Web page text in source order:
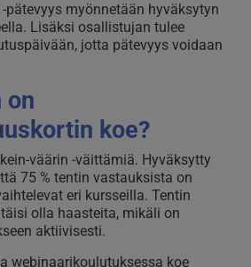
myönnetään hyväksytyn
Lisäksi osallistujan tulee
jotta pätevyys voidaan
on
koe?
väärin -väittämiä. Hyväksytty
75 % tentin vastauksista on
eri kursseilla. Tentin
olla haasteita, mikäli on
aktiivisesti.
webinaarikoulutuksessa koe